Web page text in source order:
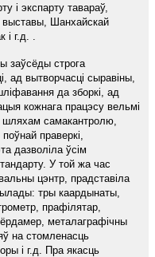
і экспарту тавараў,
выставы, Шанхайскай
г.д. .
заўсёды строга
ад вытворчасці сыравіны,
да зборкі, ад
кожнага працэсу вельмі
шляхам самакантролю,
праверкі,
дазволіла ўсім
У той жа час
цэнтр, прадставіла
тры каардынаты,
прафілятар,
металаграфічны
на стомленасць
і г.д. Пра якасць